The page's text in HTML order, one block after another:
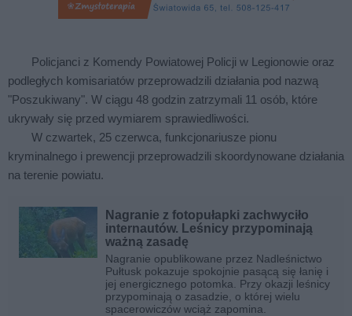
Policjanci z Komendy Powiatowej Policji w Legionowie oraz
podległych komisariatów przeprowadzili działania pod nazwą
"Poszukiwany". W ciągu 48 godzin zatrzymali 11 osób, które
ukrywały się przed wymiarem sprawiedliwości.
W czwartek, 25 czerwca, funkcjonariusze pionu
kryminalnego i prewencji przeprowadzili skoordynowane działania
na terenie powiatu.
Nagranie z fotopułapki zachwyciło
internautów. Leśnicy przypominają
ważną zasadę
Nagranie opublikowane przez Nadleśnictwo
Pułtusk pokazuje spokojnie pasącą się łanię i
jej energicznego potomka. Przy okazji leśnicy
przypominają o zasadzie, o której wielu
spacerowiczów wciąż zapomina.